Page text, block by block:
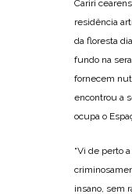
Cariri
residência
da floresta
fundo na
fornecem
encontrou a
ocupa o
“Vi de perto
insano, sem